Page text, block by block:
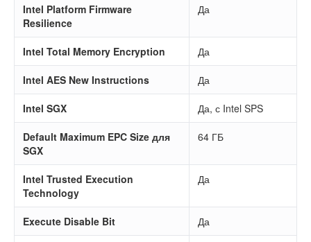
Intel Platform Firmware
Resilience
Да
Intel Total Memory Encryption Да
Intel AES New Instructions Да
Intel SGX Да, с Intel SPS
Default Maximum EPC Size для
SGX
64 ГБ
Intel Trusted Execution
Technology
Да
Execute Disable Bit Да